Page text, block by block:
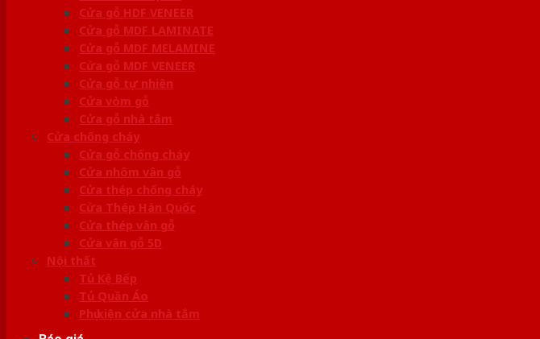
Cửa gỗ HDF VENEER
Cửa gỗ MDF LAMINATE
Cửa gỗ MDF MELAMINE
Cửa gỗ MDF VENEER
Cửa gỗ tự nhiên
Cửa vòm gỗ
Cửa gỗ nhà tắm
Cửa chống cháy
Cửa gỗ chống cháy
Cửa nhôm vân gỗ
Cửa thép chống cháy
Cửa Thép Hàn Quốc
Cửa thép vân gỗ
Cửa vân gỗ 5D
Nội thất
Tủ Kệ Bếp
Tủ Quần Áo
Phụ kiện cửa nhà tắm